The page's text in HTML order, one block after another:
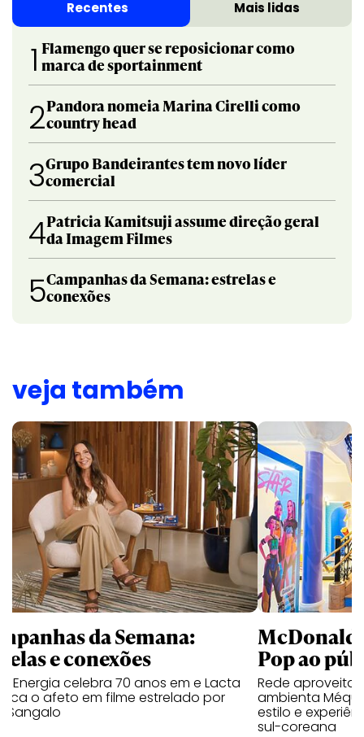
Recentes Mais lidas
1 Flamengo quer se reposicionar como
marca de sportainment
2Pandora nomeia Marina Cirelli como
country head
3Grupo Bandeirantes tem novo líder
comercial
4Patricia Kamitsuji assume direção geral
da Imagem Filmes
5Campanhas da Semana: estrelas e
conexões
veja também
da Semana:
e conexões
Energia celebra 70 anos em e Lacta
o afeto em filme estrelado por
Sangalo
Pop ao
Rede aproveita
ambienta Méqui
estilo e
sul-coreana